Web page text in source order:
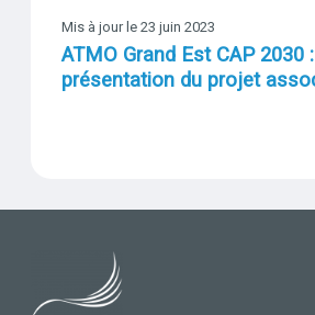
Mis à jour le 23 juin 2023
ATMO Grand Est CAP 2030 :
présentation du projet
PIED DE PAGE